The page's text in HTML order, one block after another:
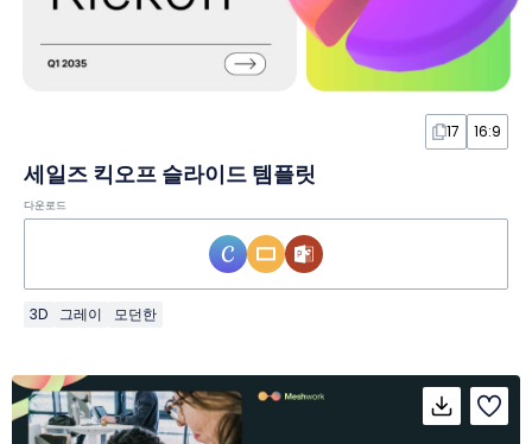
17 16:9
세일즈 킥오프 슬라이드 템플릿
다운로드
3D 그레이 모던한